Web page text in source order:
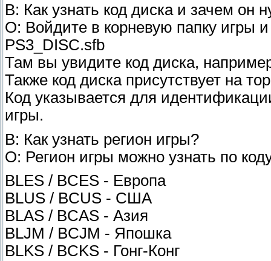
В: Как узнать код диска и зачем он
О: Войдите в корневую папку игры
PS3_DISC.sfb
Там вы увидите код диска,
Также код диска присутствует на
Код указывается для
игры.
В: Как узнать регион игры?
О: Регион игры можно узнать по
BLES / BCES - Европа
BLUS / BCUS - США
BLAS / BCAS - Азия
BLJM / BCJM - Япошка
BLKS / BCKS - Гонг-Конг